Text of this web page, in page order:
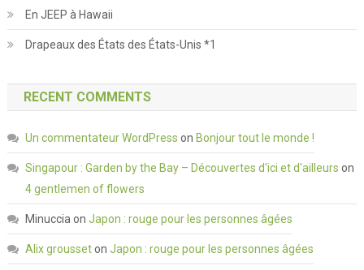
En JEEP à Hawaii
Drapeaux des États des États-Unis *1
RECENT COMMENTS
Un commentateur WordPress on Bonjour tout le monde !
Singapour : Garden by the Bay – Découvertes d'ici et d'ailleurs on
4 gentlemen of flowers
Minuccia on Japon : rouge pour les personnes âgées
Alix grousseton Japon : rouge pour les personnes âgées